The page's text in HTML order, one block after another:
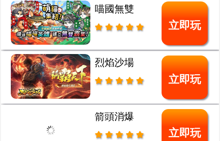
喵國無雙
立即玩
烈焰沙場
立即玩
箭頭消爆
立即玩